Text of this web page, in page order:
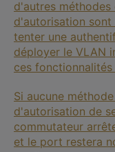
d'autres
d'autorisation
tenter une
déployer le VLAN
ces
Si aucune
d'autorisation de
commutateur
et le port restera